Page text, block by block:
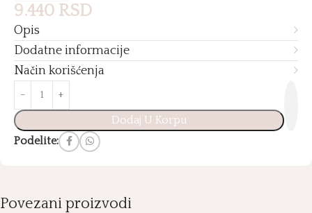
9.440 RSD
Opis
Dodatne informacije
Način korišćenja
Dodaj U Korpu
Podelite:
Povezani proizvodi